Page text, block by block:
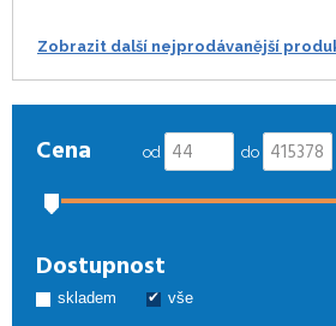
Zobrazit další nejprodávanější
Cena od do
Dostupnost
skladem vše